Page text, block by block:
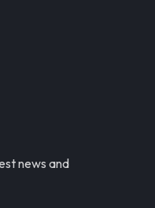
news and